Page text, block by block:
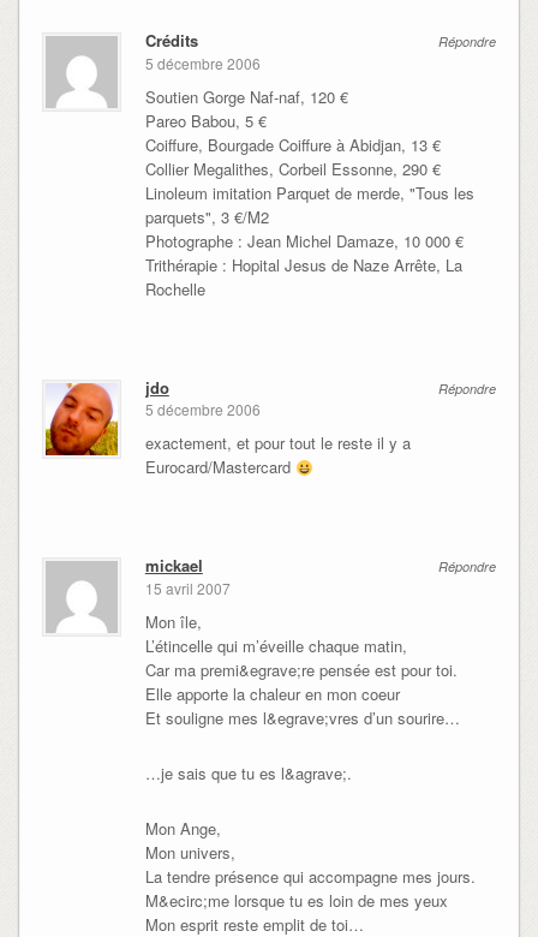
Répondre
Crédits
5 décembre 2006
Soutien Gorge Naf-naf, 120 €
Pareo Babou, 5 €
Coiffure, Bourgade Coiffure à Abidjan, 13 €
Collier Megalithes, Corbeil Essonne, 290 €
Linoleum imitation Parquet de merde, "Tous les
parquets", 3 €/M2
Photographe : Jean Michel Damaze, 10 000 €
Trithérapie : Hopital Jesus de Naze Arrête, La
Rochelle
Répondre
jdo
5 décembre 2006
exactement, et pour tout le reste il y a
Eurocard/Mastercard
Répondre
mickael
15 avril 2007
Mon île,
L’étincelle qui m’éveille chaque matin,
Car ma premi&egrave;re pensée est pour toi.
Elle apporte la chaleur en mon coeur
Et souligne mes l&egrave;vres d’un sourire…
…je sais que tu es l&agrave;.
Mon Ange,
Mon univers,
La tendre présence qui accompagne mes jours.
M&ecirc;me lorsque tu es loin de mes yeux
Mon esprit reste emplit de toi…